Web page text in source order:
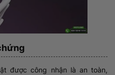
được công nhận là an toàn,